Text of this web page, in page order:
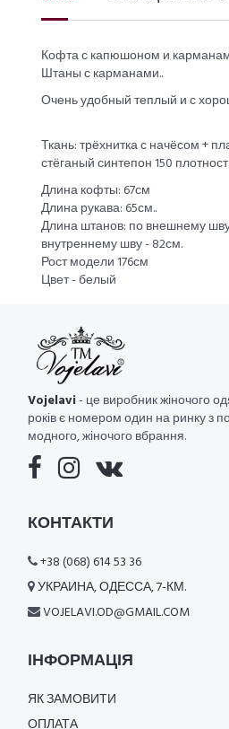
Кофта с капюшоном и
Штаны с карманами..
Очень удобный теплый и с
Ткань: трёхнитка с начёсом +
стёганый синтепон 150
Длина кофты: 67см
Длина рукава: 65см..
Длина штанов: по внешнему
внутреннему шву - 82см.
Рост модели 176см
Цвет - белый
Vojelavi- це виробник жіночого
років є номером один на ринку з
модного, жіночого вбрання.
КОНТАКТИ
+38 (068) 614 53 36
УКРАИНА, ОДЕССА, 7-КМ.
VOJELAVI.OD@GMAIL.COM
ІНФОРМАЦІЯ
ЯК ЗАМОВИТИ
ОПЛАТА